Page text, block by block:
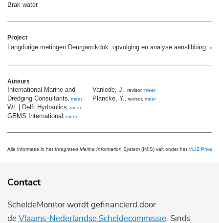
Brak water
Project
Langdurige metingen Deurganckdok: opvolging en analyse aanslibbing,
Auteurs
International Marine and
Dredging Consultants
meer
WL | Delft Hydraulics meer
GEMS International meer
Vanlede, J. , revisor, meer
Plancke, Y. , revisor, meer
Alle informatie in het Integrated Marine Information System (IMIS) valt onder het VLIZ Privacy
Contact
ScheldeMonitor wordt gefinancierd door
de Vlaams-Nederlandse Scheldecommissie . Sinds